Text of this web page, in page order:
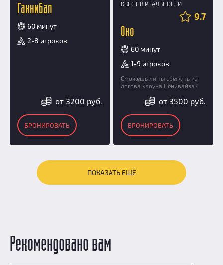
Ганнибал
60 минут
2-8 игроков
от 3200 руб.
БРОНИРОВАТЬ
КВЕСТ В РЕАЛЬНОСТИ
9.7
Оно
60 минут
1-9 игроков
Сможешь ли ты сбежать из
логова клоуна Пенивайза?
от 3500 руб.
БРОНИРОВАТЬ
ПОКАЗАТЬ ЕЩЁ
Рекомендовано вам